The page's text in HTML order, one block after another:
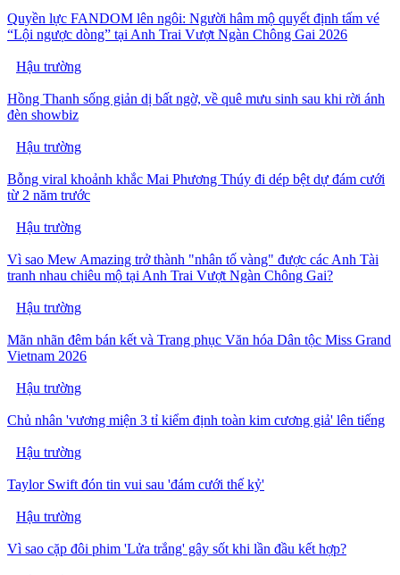
Quyền lực FANDOM lên ngôi: Người hâm mộ quyết định tấm vé
“Lội ngược dòng” tại Anh Trai Vượt Ngàn Chông Gai 2026
Hậu trường
Hồng Thanh sống giản dị bất ngờ, về quê mưu sinh sau khi rời ánh
đèn showbiz
Hậu trường
Bỗng viral khoảnh khắc Mai Phương Thúy đi dép bệt dự đám cưới
từ 2 năm trước
Hậu trường
Vì sao Mew Amazing trở thành "nhân tố vàng" được các Anh Tài
tranh nhau chiêu mộ tại Anh Trai Vượt Ngàn Chông Gai?
Hậu trường
Mãn nhãn đêm bán kết và Trang phục Văn hóa Dân tộc Miss Grand
Vietnam 2026
Hậu trường
Chủ nhân 'vương miện 3 tỉ kiểm định toàn kim cương giả' lên tiếng
Hậu trường
Taylor Swift đón tin vui sau 'đám cưới thế kỷ'
Hậu trường
Vì sao cặp đôi phim 'Lửa trắng' gây sốt khi lần đầu kết hợp?